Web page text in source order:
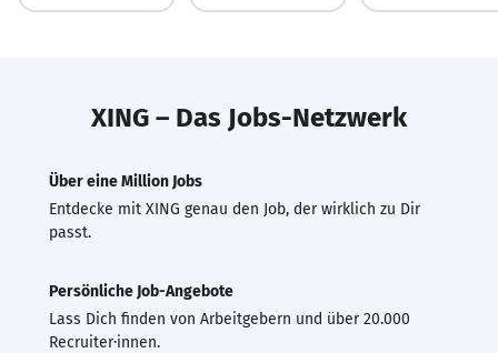
XING – Das Jobs-Netzwerk
Über eine Million Jobs
Entdecke mit XING genau den Job, der wirklich zu Dir
passt.
Persönliche Job-Angebote
Lass Dich finden von Arbeitgebern und über 20.000
Recruiter·innen.